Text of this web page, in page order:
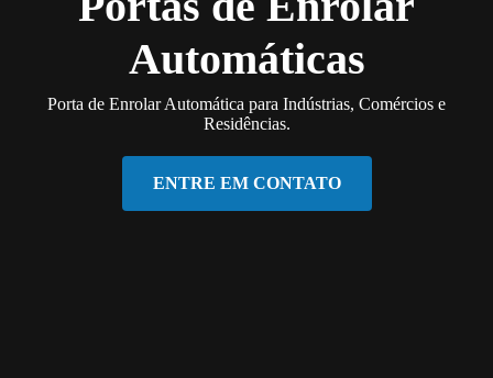
Automáticas
Porta de Enrolar Automática para Indústrias, Comércios e
Residências.
ENTRE EM CONTATO